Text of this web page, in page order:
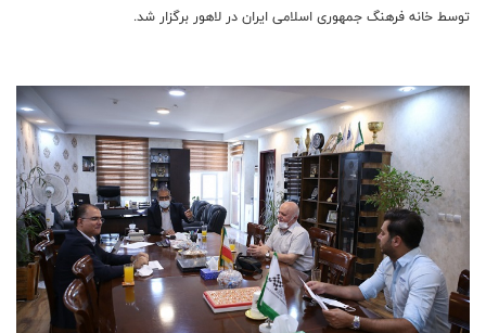
توسط خانه فرهنگ جمهوری اسلامی ایران در لاهور برگزار شد.